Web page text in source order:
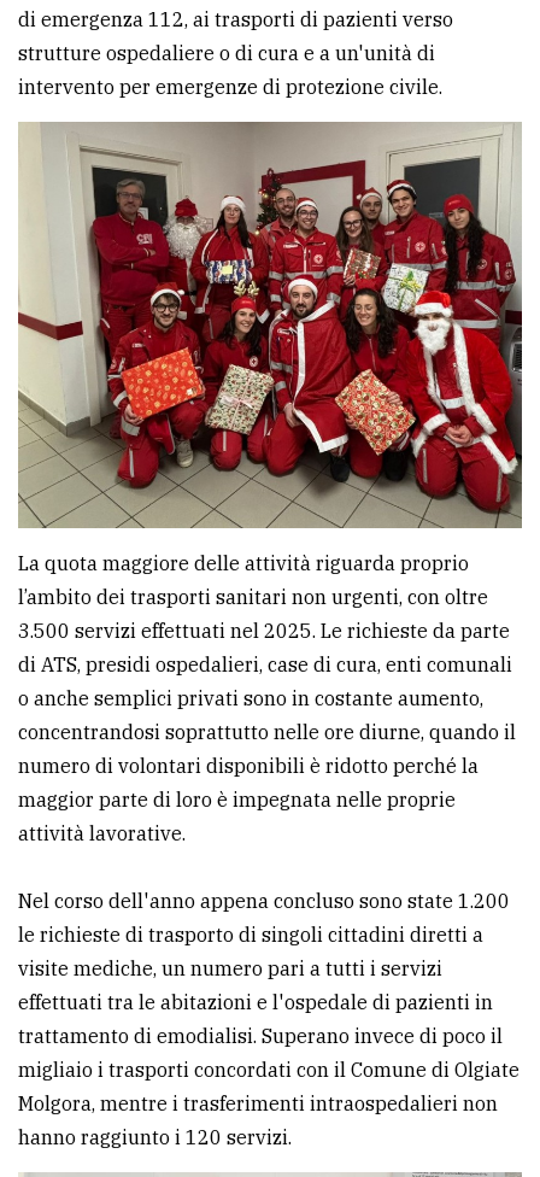
LE
ALTRE
TESTATE
PRIVACY
Privacy
Cookie
policy
di emergenza 112, ai trasporti di pazienti verso
strutture ospedaliere o di cura e a un'unità di
intervento per emergenze di protezione civile.
La quota maggiore delle attività riguarda proprio
l’ambito dei trasporti sanitari non urgenti, con oltre
3.500 servizi effettuati nel 2025. Le richieste da parte
di ATS, presidi ospedalieri, case di cura, enti comunali
o anche semplici privati sono in costante aumento,
concentrandosi soprattutto nelle ore diurne, quando il
numero di volontari disponibili è ridotto perché la
maggior parte di loro è impegnata nelle proprie
attività lavorative.
Nel corso dell'anno appena concluso sono state 1.200
le richieste di trasporto di singoli cittadini diretti a
visite mediche, un numero pari a tutti i servizi
effettuati tra le abitazioni e l'ospedale di pazienti in
trattamento di emodialisi. Superano invece di poco il
migliaio i trasporti concordati con il Comune di Olgiate
Molgora, mentre i trasferimenti intraospedalieri non
hanno raggiunto i 120 servizi.